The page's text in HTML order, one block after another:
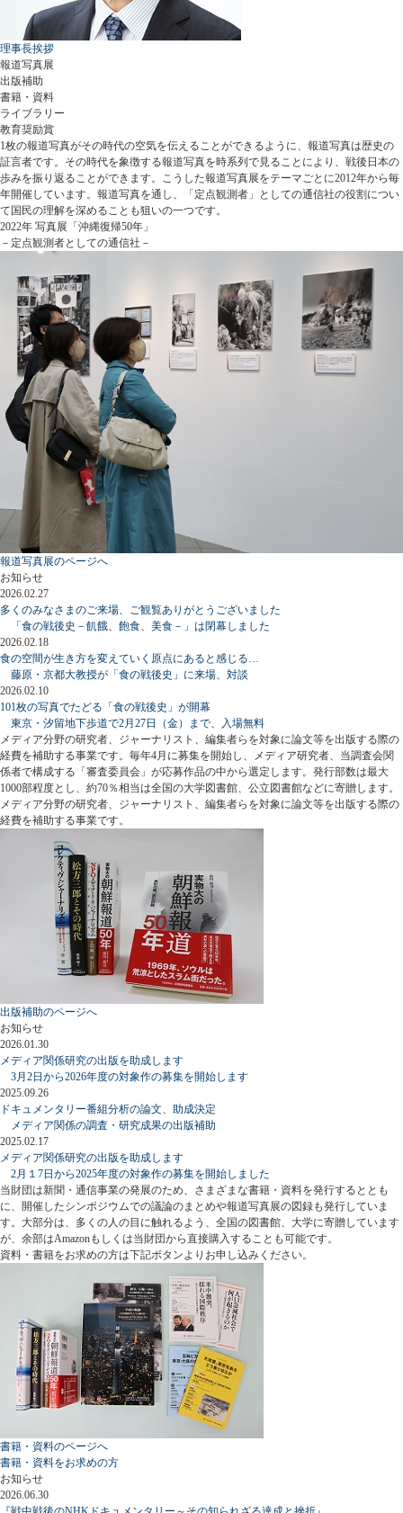
理事長挨拶
報道写真展
出版補助
書籍・資料
ライブラリー
教育奨励賞
1枚の報道写真がその時代の空気を伝えることができるように、報道写真は歴史の
証言者です。その時代を象徴する報道写真を時系列で見ることにより、戦後日本の
歩みを振り返ることができます。こうした報道写真展をテーマごとに2012年から毎
年開催しています。報道写真を通し、「定点観測者」としての通信社の役割につい
て国民の理解を深めることも狙いの一つです。
2022年 写真展「沖縄復帰50年」
－定点観測者としての通信社－
報道写真展のページへ
お知らせ
2026.02.27
多くのみなさまのご来場、ご観覧ありがとうございました
「食の戦後史－飢餓、飽食、美食－」は閉幕しました
2026.02.18
食の空間が生き方を変えていく原点にあると感じる…
藤原・京都大教授が「食の戦後史」に来場、対談
2026.02.10
101枚の写真でたどる「食の戦後史」が開幕
東京・汐留地下歩道で2月27日（金）まで、入場無料
メディア分野の研究者、ジャーナリスト、編集者らを対象に論文等を出版する際の
経費を補助する事業です。毎年4月に募集を開始し、メディア研究者、当調査会関
係者で構成する「審査委員会」が応募作品の中から選定します。発行部数は最大
1000部程度とし、約70％相当は全国の大学図書館、公立図書館などに寄贈します。
メディア分野の研究者、ジャーナリスト、編集者らを対象に論文等を出版する際の
経費を補助する事業です。
出版補助のページへ
お知らせ
2026.01.30
メディア関係研究の出版を助成します
3月2日から2026年度の対象作の募集を開始します
2025.09.26
ドキュメンタリー番組分析の論文、助成決定
メディア関係の調査・研究成果の出版補助
2025.02.17
メディア関係研究の出版を助成します
2月１7日から2025年度の対象作の募集を開始しました
当財団は新聞・通信事業の発展のため、さまざまな書籍・資料を発行するととも
に、開催したシンポジウムでの議論のまとめや報道写真展の図録も発行していま
す。大部分は、多くの人の目に触れるよう、全国の図書館、大学に寄贈しています
が、余部はAmazonもしくは当財団から直接購入することも可能です。
資料・書籍をお求めの方は下記ボタンよりお申し込みください。
書籍・資料のページへ
書籍・資料をお求めの方
お知らせ
2026.06.30